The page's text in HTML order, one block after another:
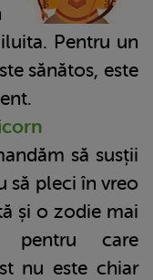
Pentru un
sănătos, este
să susții
să pleci în vreo
și o zodie mai
pentru care
nu este chiar